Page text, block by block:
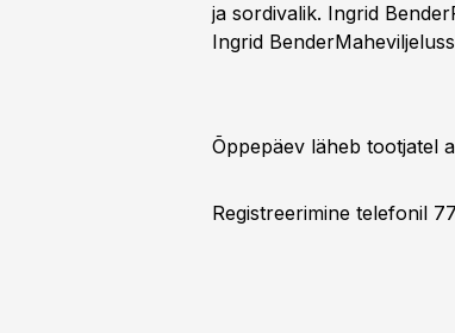
ja sordivalik. Ingrid
Ingrid
Õppepäev läheb tootjatel
Registreerimine telefonil